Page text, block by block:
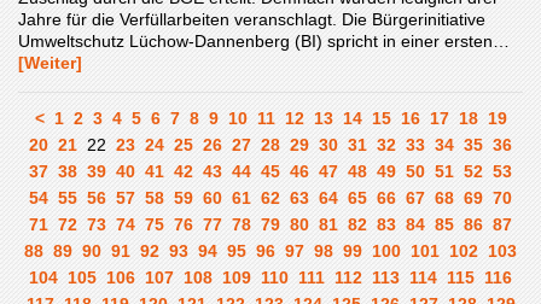
Jahre für die Verfüllarbeiten veranschlagt. Die Bürgerinitiative
Umweltschutz Lüchow-Dannenberg (BI) spricht in einer ersten…
[Weiter]
< 1 2 3 4 5 6 7 8 9 10 11 12 13 14 15 16 17 18 19
20 21 22 23 24 25 26 27 28 29 30 31 32 33 34 35 36
37 38 39 40 41 42 43 44 45 46 47 48 49 50 51 52 53
54 55 56 57 58 59 60 61 62 63 64 65 66 67 68 69 70
71 72 73 74 75 76 77 78 79 80 81 82 83 84 85 86 87
88 89 90 91 92 93 94 95 96 97 98 99 100 101 102 103
104 105 106 107 108 109 110 111 112 113 114 115 116